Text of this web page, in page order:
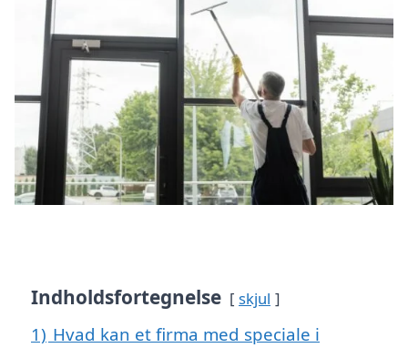
Indholdsfortegnelse skjul
1) Hvad kan et firma med speciale i